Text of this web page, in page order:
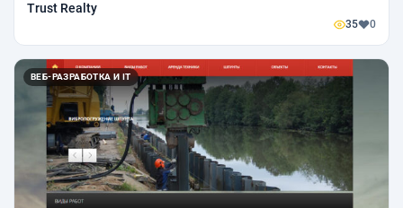
Trust Realty
35 0
ВЕБ-РАЗРАБОТКА И IT